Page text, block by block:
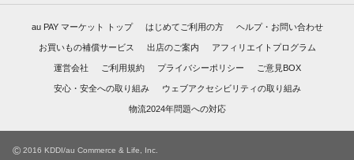
au PAY マーケット トップ はじめてご利用の方 ヘルプ・お問い合わせ
お買いもの補償サービス 出店のご案内 アフィリエイトプログラム
運営会社 ご利用規約 プライバシーポリシー ご意見BOX
安心・安全への取り組み ウェブアクセシビリティの取り組み
物流2024年問題への対応
© 2016 KDDI/au Commerce & Life, Inc.